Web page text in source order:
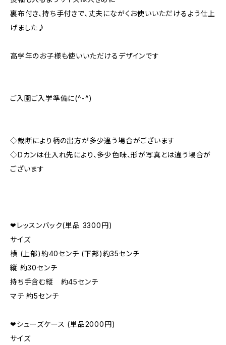
裏布付き、持ち手付きで、丈夫にながくお使いいただけるよう仕上
げました♪
高学年のお子様も使いいただけるデザインです
ご入園ご入学準備に(^-^)
◇裁断により柄の出方が多少違う場合がございます
◇Dカンは仕入れ先により、多少色味、形が写真とは違う場合が
ございます
❤︎レッスンバック(単品 3300円)
サイズ
横 (上部)約40センチ (下部)約35センチ
縦 約30センチ
持ち手含む縦 約45センチ
マチ 約5センチ
❤︎シューズケース (単品2000円)
サイズ